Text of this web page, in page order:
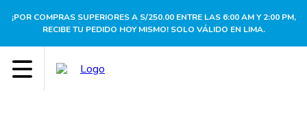
¡POR COMPRAS SUPERIORES A S/250.00 ENTRE LAS 6:00 AM Y 2:00 PM,
RECIBE TU PEDIDO HOY MISMO! SOLO VÁLIDO EN LIMA.